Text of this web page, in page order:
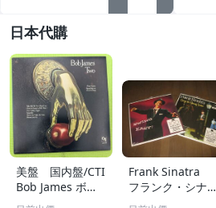
日本代購
美盤 国内盤/CTI
Bob James ボ
ブ・ジェームス /
Frank Sinatra
フランク・シナト
ラ /Songs For Yo